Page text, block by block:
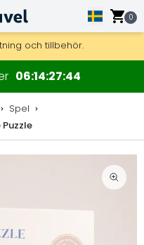
0
875 kr.
och dekorationer.
och tillbehör.
06 14 27 43
Spel